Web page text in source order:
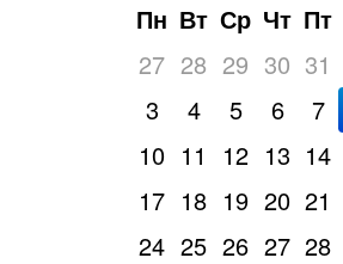
Пн Вт Ср Чт Пт
27 28 29 30 31
3
4 5 6 7
10 11 12 13 14
17 18 19 20 21
24 25 26 27 28